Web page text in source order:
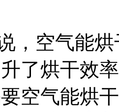
，空气能
了烘干效
空气能烘